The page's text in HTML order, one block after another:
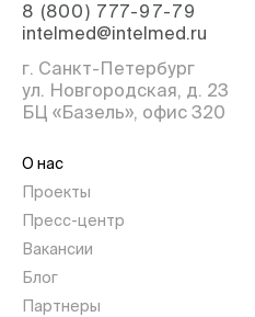
8 (800) 777-97-79
intelmed@intelmed.ru
г. Санкт-Петербург
ул. Новгородская, д. 23
БЦ «Базель», офис 320
О нас
Проекты
Пресс-центр
Вакансии
Блог
Партнеры